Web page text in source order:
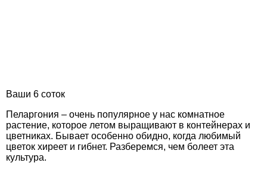
Ваши 6 соток
Пеларгония – очень популярное у нас комнатное
растение, которое летом выращивают в контейнерах и
цветниках. Бывает особенно обидно, когда любимый
цветок хиреет и гибнет. Разберемся, чем болеет эта
культура.